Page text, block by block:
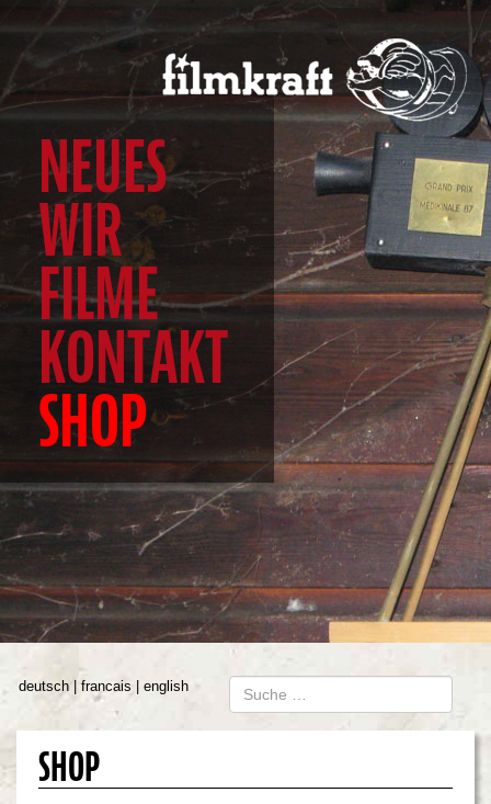
NEUES
WIR
FILME
KONTAKT
SHOP
deutsch francais english
SHOP